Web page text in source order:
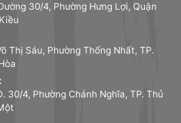
30/4, Phường Hưng Lợi, Quận
Thị Sáu, Phường Thống Nhất, TP.
30/4, Phường Chánh Nghĩa, TP. Thủ